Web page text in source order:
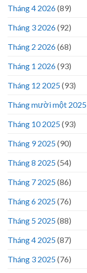
Tháng 4 2026(89)
Tháng 3 2026(92)
Tháng 2 2026(68)
Tháng 1 2026(93)
Tháng 12 2025(93)
Tháng mười một 2025
Tháng 10 2025(93)
Tháng 9 2025(90)
Tháng 8 2025(54)
Tháng 7 2025(86)
Tháng 6 2025(76)
Tháng 5 2025(88)
Tháng 4 2025(87)
Tháng 3 2025(76)